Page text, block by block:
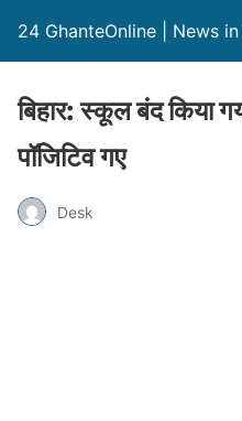
24 GhanteOnline | News in
बिहार: स्कूल बंद किया
पॉजिटिव गए
Desk